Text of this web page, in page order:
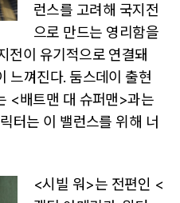
런스를 고려해 국지전
으로 만드는 영리함을
전이 유기적으로 연결돼
느껴진다. 둠스데이 출현
<배트맨 대 슈퍼맨>과는
터는 이 밸런스를 위해 너
<시빌 워>는 전편인 <